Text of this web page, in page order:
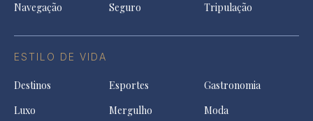
Navegação
Seguro Tripulação
ESTILO DE VIDA
Destinos Esportes
Gastronomia
Luxo
Mergulho
Moda